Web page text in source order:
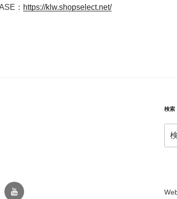
： https://klw.shopselect.net/
検索
索:
Youtube